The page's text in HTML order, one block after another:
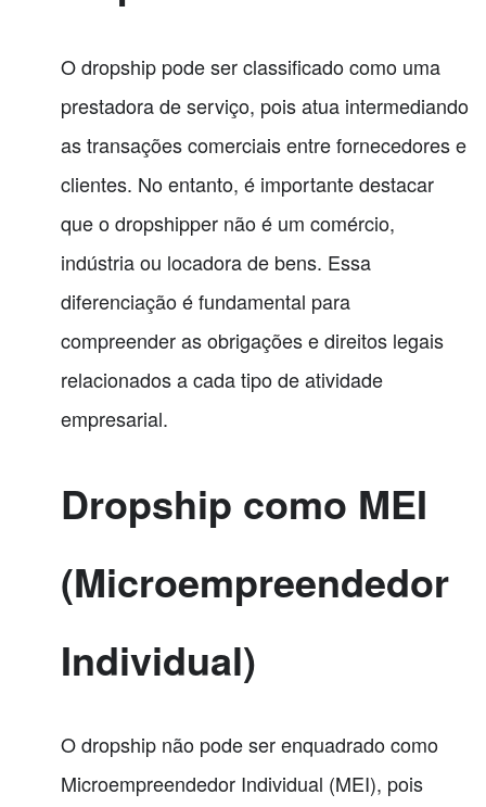
O dropship pode ser classificado como uma
prestadora de serviço, pois atua intermediando
as transações comerciais entre fornecedores e
clientes. No entanto, é importante destacar
que o dropshipper não é um comércio,
indústria ou locadora de bens. Essa
diferenciação é fundamental para
compreender as obrigações e direitos legais
relacionados a cada tipo de atividade
empresarial.
Dropship como MEI
(Microempreendedor
Individual)
O dropship não pode ser enquadrado como
Microempreendedor Individual (MEI), pois